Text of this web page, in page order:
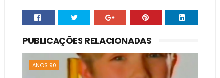
PUBLICAÇÕES RELACIONADAS
ANOS 90